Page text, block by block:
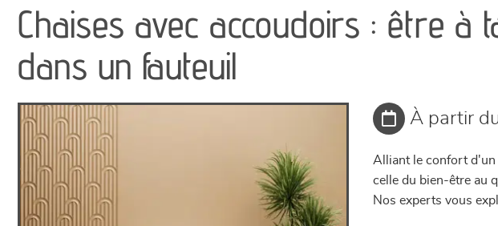
Chaises avec accoudoirs : être à
dans un fauteuil
À partir
Alliant le confort d'un
celle du bien-être au
Nos experts vous